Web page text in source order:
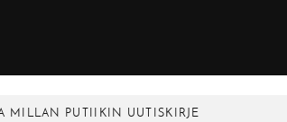
MILLAN PUTIIKIN UUTISKIRJE